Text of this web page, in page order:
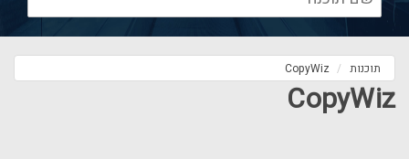
תוכנות CopyWiz
CopyWiz